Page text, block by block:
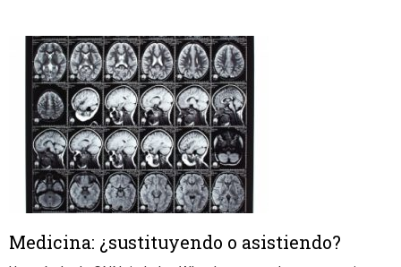
Medicina: ¿sustituyendo o asistiendo?